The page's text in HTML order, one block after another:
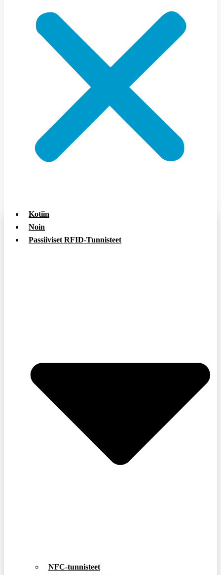
Kotiin
Noin
Passiiviset RFID-Tunnisteet
NFC-tunnisteet